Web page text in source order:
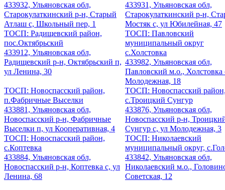
433932, Ульяновская обл,
Старокулаткинский р-н, Старый
Атлаш с, Школьный пер, 1
433931, Ульяновская обл,
Старокулаткинский р-н,
Мостяк с, ул Юбилейная, 47
ТОСП: Радищевский район,
пос.Октябрьский
433912, Ульяновская обл,
Радищевский р-н, Октябрьский п,
ул Ленина, 30
ТОСП: Павловский
муниципальный округ
с.Холстовка
433982, Ульяновская обл,
Павловский м.о., Холстовка
Молодежная, 18
ТОСП: Новоспасский район,
п.Фабричные Выселки
433881, Ульяновская обл,
Новоспасский р-н, Фабричные
Выселки п, ул Кооперативная, 4
ТОСП: Новоспасский
с.Троицкий Сунгур
433876, Ульяновская обл,
Новоспасский р-н,
Сунгур с, ул Молодежная, 3
ТОСП: Новоспасский район,
с.Коптевка
433884, Ульяновская обл,
Новоспасский р-н, Коптевка с, ул
Ленина, 68
ТОСП: Николаевский
муниципальный округ,
433842, Ульяновская обл,
Николаевский м.о.,
Советская, 12